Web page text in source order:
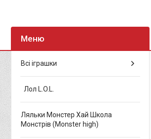
Всі іграшки
Лол L.O.L.
Ляльки Монстер Хай Школа
Монстрів (Monster high)